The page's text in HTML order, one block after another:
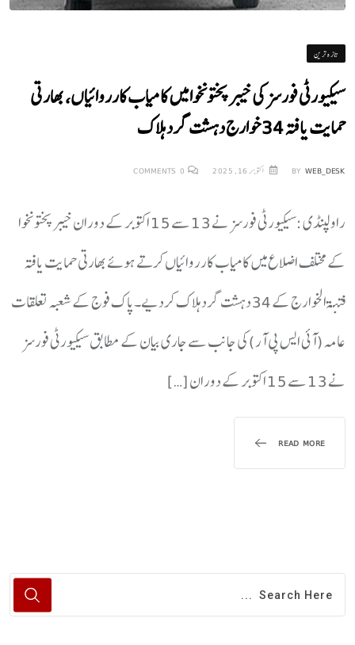
تازہ ترین
سیکیورٹی فورسز کی خیبرپختونخوا میں کامیاب کارروائیاں، بھارتی
حمایت یافتہ 34 خوارج دہشت گرد ہلاک
BY WEB_DESK اکتوبر 16, 2025 0
راولپنڈی :سیکیورٹی فورسز نے 13 سے 15 اکتوبر کے دوران خیبرپختونخوا
کے مختلف اضلاع میں کامیاب کارروائیاں کرتے ہوئے بھارتی حمایت یافتہ
فتنۃ الخوارج کے 34 دہشت گرد ہلاک کردیے۔پاک فوج کے شعبہ تعلقات
عامہ (آئی ایس پی آر) کی جانب سے جاری بیان کے مطابق سیکیورٹی فورسز
نے 13 سے 15 اکتوبر کے دوران […]
READ MORE